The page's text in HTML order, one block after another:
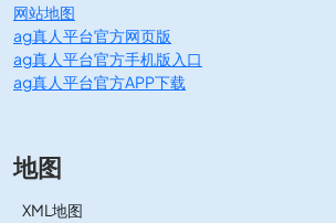
网站地图
ag真人平台官方网页版
ag真人平台官方手机版入口
ag真人平台官方APP下载
地图
XML地图